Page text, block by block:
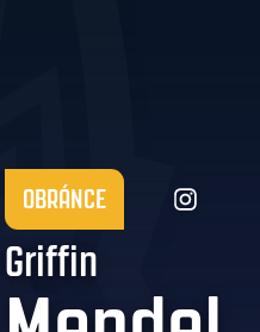
OBRÁNCE
Griffin